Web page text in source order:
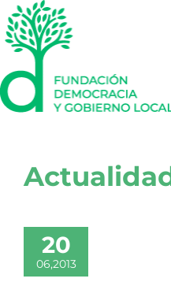
Saltar
al
contenido
20
06,2013